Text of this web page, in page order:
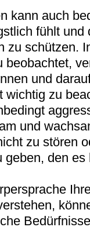
kann auch
fühlt
zu schützen.
beobachtet,
und
wichtig zu
und
zu stören
geben, den